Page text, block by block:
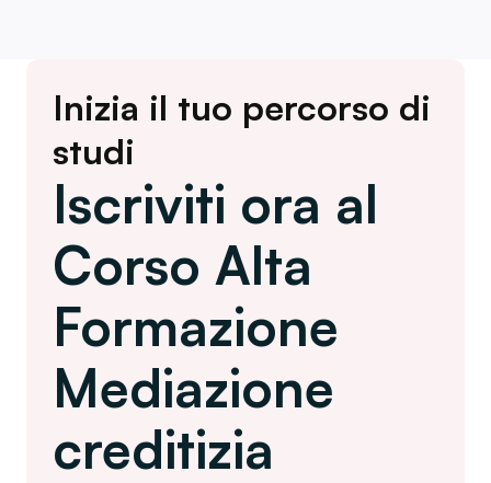
Inizia il tuo percorso di
studi
Iscriviti ora al
Corso Alta
Formazione
Mediazione
creditizia